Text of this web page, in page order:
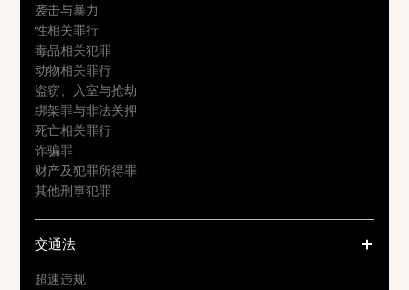
袭击与暴力
性相关罪行
毒品相关犯罪
动物相关罪行
盗窃、入室与抢劫
绑架罪与非法关押
死亡相关罪行
诈骗罪
财产及犯罪所得罪
其他刑事犯罪
交通法
超速违规